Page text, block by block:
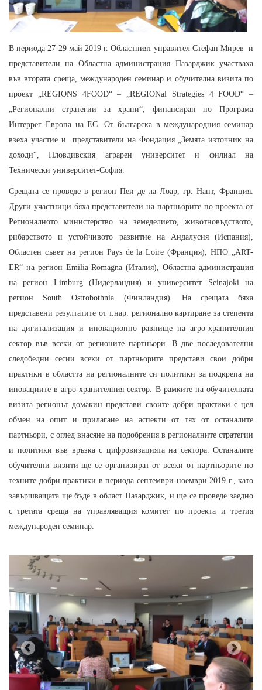
В периода 27-29 май 2019 г. Областният управител Стефан Мирев и
представители на Областна администрация Пазарджик участваха
във втората среща, международен семинар и обучителна визита по
проект „REGIONS 4FOOD“ – „REGIONal Strategies 4 FOOD“ –
„Регионални стратегии за храни“, финансиран по Програма
Интеррег Европа на ЕС. От българска в международния семинар
взеха участие и представители на Фондация „Земята източник на
доходи“, Пловдивския аграрен университет и филиал на
Технически университет-София.
Срещата се проведе в регион Пеи де ла Лоар, гр. Нант, Франция.
Други участници бяха представители на партньорите по проекта от
Регионалното министерство на земеделието, животновъдството,
рибарството и устойчивото развитие на Андалусия (Испания),
Областен съвет на регион Pays de la Loire (Франция), НПО „ART-
ER“ на регион Emilia Romagna (Италия), Областна администрация
на регион Limburg (Нидерландия) и университет Seinajoki на
регион South Ostrobothnia (Финландия). На срещата бяха
представени резултатите от т.нар. регионално картиране за степента
на дигитализация и иновационно равнище на агро-хранителния
сектор във всеки от регионите партньори. В две последователни
следобедни сесии всеки от партньорите представи свои добри
практики в областта на регионалните си политики за подкрепа на
иновациите в агро-хранителния сектор. В рамките на обучителната
визита регионът домакин представи своите добри практики с цел
обмен на опит и прилагане на аспекти от тях от останалите
партньори, с оглед внасяне на подобрения в регионалните стратегии
и политики във връзка с цифровизацията на сектора. Останалите
обучителни визити ще се организират от всеки от партньорите по
техните добри практики в периода септември-ноември 2019 г., като
завършващата ще бъде в област Пазарджик, и ще се проведе заедно
с третата среща на управляващия комитет по проекта и третия
международен семинар.